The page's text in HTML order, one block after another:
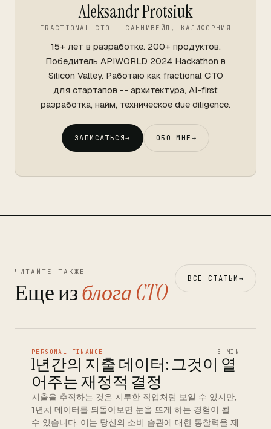
Aleksandr Protsiuk
FRACTIONAL CTO - САННИВЕЙЛ, КАЛИФОРНИЯ
15+ лет в разработке. 200+ продуктов.
Победитель APIWORLD 2024 Hackathon в
Silicon Valley. Работаю как fractional CTO
для стартапов -- архитектура, AI-first
разработка, найм, техническое due diligence.
ЗАПИСАТЬСЯ→ ОБО МНЕ→
ЧИТАЙТЕ ТАКЖЕ
Еще изблога CTO ВСЕ СТАТЬИ→
PERSONAL FINANCE 5 MIN
1년간의 지출 데이터: 그것이 열
어주는 재정적 결정
지출을 추적하는 것은 지루한 작업처럼 보일 수 있지만,
1년치 데이터를 되돌아보면 눈을 뜨게 하는 경험이 될
수 있습니다. 이는 당신의 소비 습관에 대한 통찰력을 제